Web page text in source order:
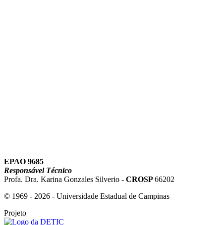
EPAO 9685
Responsável Técnico
Profa. Dra. Karina Gonzales Silverio - CROSP66202
© 1969 - 2026 - Universidade Estadual de Campinas
Projeto